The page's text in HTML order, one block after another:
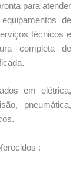
para atender
de
técnicos e
completa de
em elétrica,
pneumática,
: